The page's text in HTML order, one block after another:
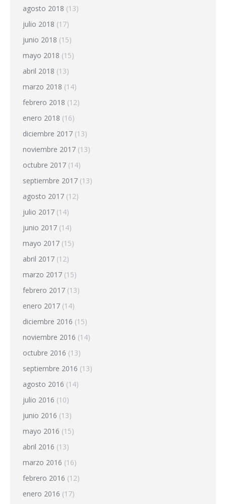
agosto 2018 (13)
julio 2018 (17)
junio 2018 (15)
mayo 2018 (15)
abril 2018 (13)
marzo 2018 (14)
febrero 2018 (12)
enero 2018 (16)
diciembre 2017 (13)
noviembre 2017 (13)
octubre 2017 (14)
septiembre 2017 (13)
agosto 2017 (12)
julio 2017 (14)
junio 2017 (14)
mayo 2017 (15)
abril 2017 (12)
marzo 2017 (15)
febrero 2017 (13)
enero 2017 (14)
diciembre 2016 (15)
noviembre 2016 (14)
octubre 2016 (13)
septiembre 2016 (13)
agosto 2016 (14)
julio 2016 (10)
junio 2016 (13)
mayo 2016 (15)
abril 2016 (13)
marzo 2016 (16)
febrero 2016 (12)
enero 2016 (17)